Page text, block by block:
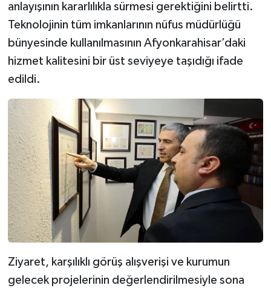
anlayışının kararlılıkla sürmesi gerektiğini belirtti.
Teknolojinin tüm imkanlarının nüfus müdürlüğü
bünyesinde kullanılmasının Afyonkarahisar’daki
hizmet kalitesini bir üst seviyeye taşıdığı ifade
edildi.
Ziyaret, karşılıklı görüş alışverişi ve kurumun
gelecek projelerinin değerlendirilmesiyle sona